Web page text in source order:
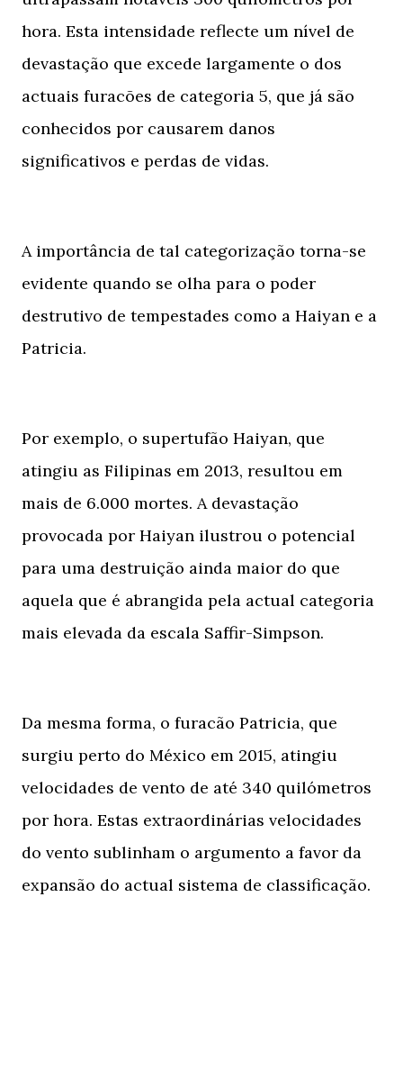
hora. Esta intensidade reflecte um nível de
devastação que excede largamente o dos
actuais furacões de categoria 5, que já são
conhecidos por causarem danos
significativos e perdas de vidas.
A importância de tal categorização torna-se
evidente quando se olha para o poder
destrutivo de tempestades como a Haiyan e a
Patricia.
Por exemplo, o supertufão Haiyan, que
atingiu as Filipinas em 2013, resultou em
mais de 6.000 mortes. A devastação
provocada por Haiyan ilustrou o potencial
para uma destruição ainda maior do que
aquela que é abrangida pela actual categoria
mais elevada da escala Saffir-Simpson.
Da mesma forma, o furacão Patricia, que
surgiu perto do México em 2015, atingiu
velocidades de vento de até 340 quilómetros
por hora. Estas extraordinárias velocidades
do vento sublinham o argumento a favor da
expansão do actual sistema de classificação.